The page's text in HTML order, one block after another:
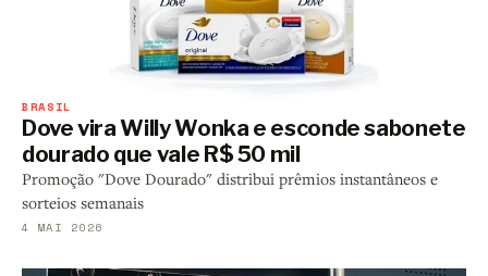
BRASIL
Dove vira Willy Wonka e esconde sabonete
dourado que vale R$ 50 mil
Promoção "Dove Dourado" distribui prêmios instantâneos e
sorteios semanais
4 MAI 2026